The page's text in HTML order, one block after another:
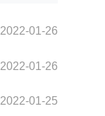
2022-01-26
2022-01-26
2022-01-25